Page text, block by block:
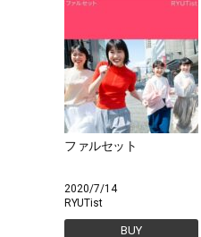
ファルセット
2020/7/14
RYUTist
BUY